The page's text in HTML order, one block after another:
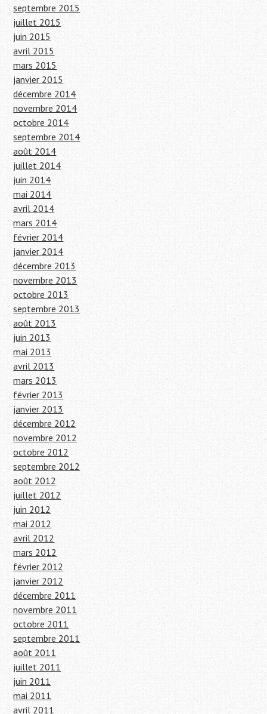
septembre 2015
juillet 2015
juin 2015
avril 2015
mars 2015
janvier 2015
décembre 2014
novembre 2014
octobre 2014
septembre 2014
août 2014
juillet 2014
juin 2014
mai 2014
avril 2014
mars 2014
février 2014
janvier 2014
décembre 2013
novembre 2013
octobre 2013
septembre 2013
août 2013
juin 2013
mai 2013
avril 2013
mars 2013
février 2013
janvier 2013
décembre 2012
novembre 2012
octobre 2012
septembre 2012
août 2012
juillet 2012
juin 2012
mai 2012
avril 2012
mars 2012
février 2012
janvier 2012
décembre 2011
novembre 2011
octobre 2011
septembre 2011
août 2011
juillet 2011
juin 2011
mai 2011
avril 2011